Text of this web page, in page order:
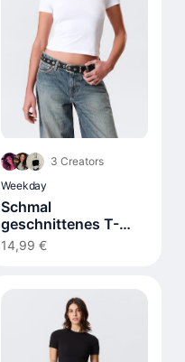
3 Creators
Weekday
Schmal
geschnittenes T-
Shirt
14,99 €